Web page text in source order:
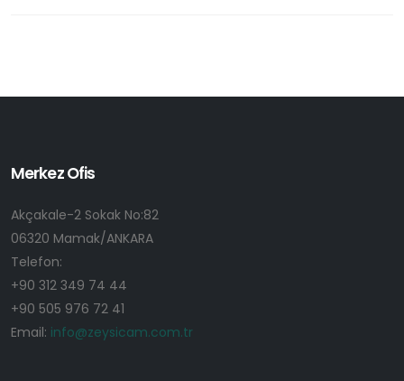
Merkez Ofis
Akçakale-2 Sokak No:82
06320 Mamak/ANKARA
Telefon:
+90 312 349 74 44
+90 505 976 72 41
Email: info@zeysicam.com.tr